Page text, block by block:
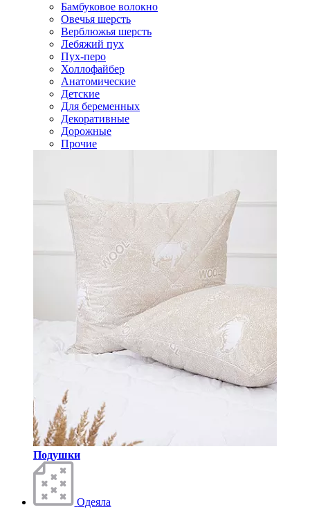
Бамбуковое волокно
Овечья шерсть
Верблюжья шерсть
Лебяжий пух
Пух-перо
Холлофайбер
Анатомические
Детские
Для беременных
Декоративные
Дорожные
Прочие
Подушки
Одеяла